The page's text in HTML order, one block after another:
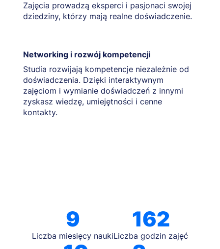
Zajęcia prowadzą eksperci i pasjonaci swojej
dziedziny, którzy mają realne doświadczenie.
Networking i rozwój kompetencji
Studia rozwijają kompetencje niezależnie od
doświadczenia. Dzięki interaktywnym
zajęciom i wymianie doświadczeń z innymi
zyskasz wiedzę, umiejętności i cenne
kontakty.
9
Liczba miesięcy nauki
162
Liczba godzin zajęć